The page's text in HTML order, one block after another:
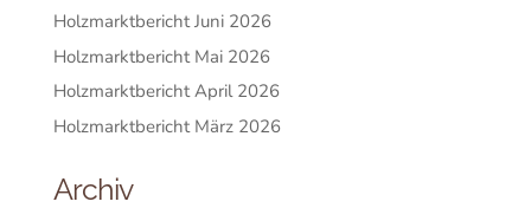
Holzmarktbericht Juni 2026
Holzmarktbericht Mai 2026
Holzmarktbericht April 2026
Holzmarktbericht März 2026
Archiv